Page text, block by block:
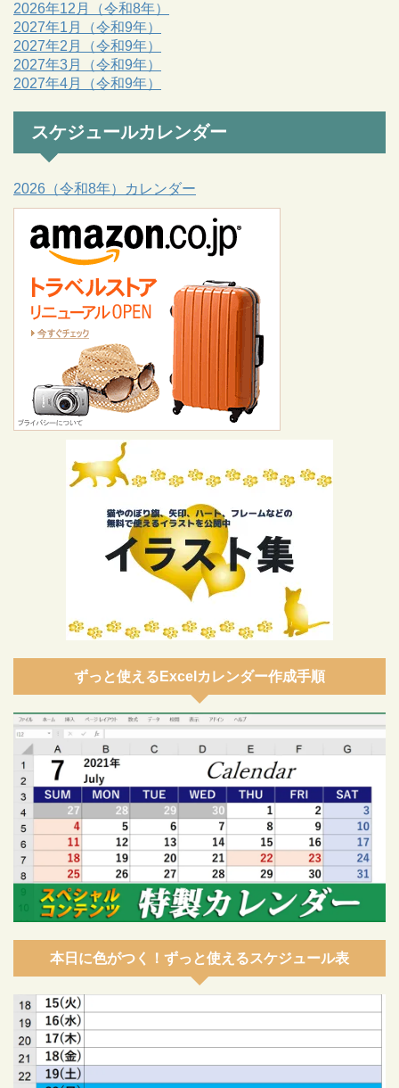
2026年12月（令和8年）
2027年1月（令和9年）
2027年2月（令和9年）
2027年3月（令和9年）
2027年4月（令和9年）
スケジュールカレンダー
2026（令和8年）カレンダー
ずっと使えるExcelカレンダー作成手順
本日に色がつく！ずっと使えるスケジュール表